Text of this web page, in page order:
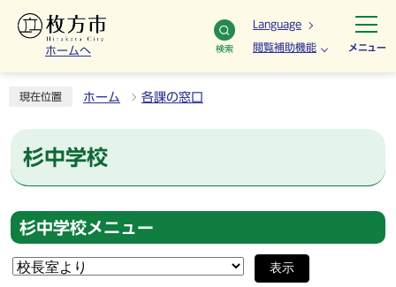
ホームへ 検索
Language
閲覧補助機能 メニュー
現在位置 ホーム 各課の窓口
杉中学校
杉中学校メニュー
表示